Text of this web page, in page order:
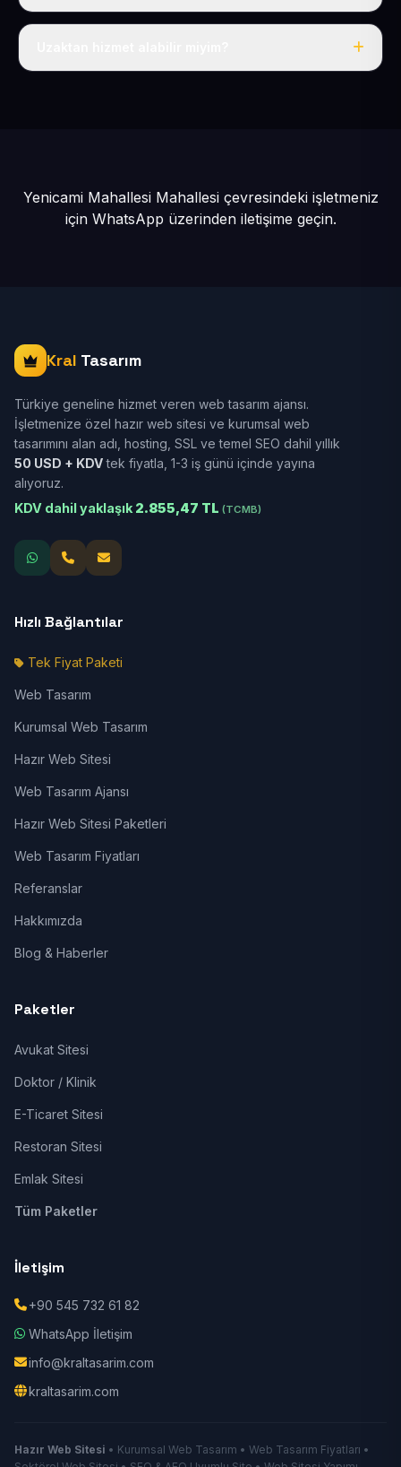
Tek fiyat: yılda 50 USD + KDV, her şey dahil.
Yenicami Mahallesi Mahallesi çevresindeki işletmeniz
için WhatsApp üzerinden iletişime geçin.
Kral Tasarım
Türkiye geneline hizmet veren web tasarım ajansı.
İşletmenize özel hazır web sitesi ve kurumsal web
tasarımını alan adı, hosting, SSL ve temel SEO dahil yıllık
50 USD + KDVtek fiyatla, 1-3 iş günü içinde yayına
alıyoruz.
KDV dahil yaklaşık 2.855,47 TL (TCMB)
Hızlı Bağlantılar
Tek Fiyat Paketi
Web Tasarım
Kurumsal Web Tasarım
Hazır Web Sitesi
Web Tasarım Ajansı
Hazır Web Sitesi Paketleri
Web Tasarım Fiyatları
Referanslar
Hakkımızda
Blog & Haberler
Paketler
Avukat Sitesi
Doktor / Klinik
E-Ticaret Sitesi
Restoran Sitesi
Emlak Sitesi
Tüm Paketler
İletişim
+90 545 732 61 82
WhatsApp İletişim
info@kraltasarim.com
kraltasarim.com
Hazır Web Sitesi • Kurumsal Web Tasarım • Web Tasarım Fiyatları •